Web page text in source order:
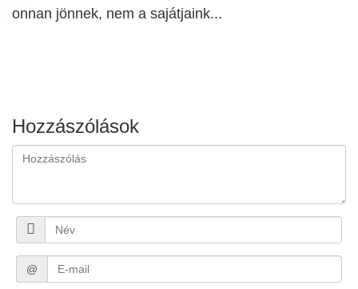
onnan jönnek, nem a sajátjaink...
Hozzászólások
@